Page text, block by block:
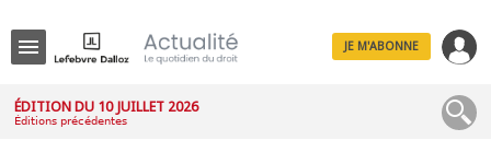
JE M'ABONNE
ÉDITION DU 10 JUILLET 2026
Éditions précédentes